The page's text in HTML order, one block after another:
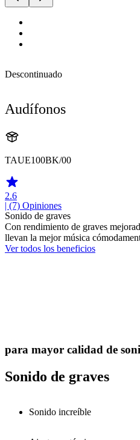
Descontinuado
Audífonos
TAUE100BK/00
2.6
| (7) Opiniones
Sonido de graves
Con rendimiento de graves
llevan la mejor música
Ver todos los beneficios
para mayor calidad de
Sonido de graves
Sonido increíble